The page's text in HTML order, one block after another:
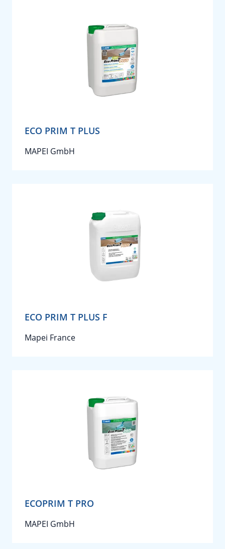
ECO PRIM T PLUS
MAPEI GmbH
ECO PRIM T PLUS F
Mapei France
ECOPRIM T PRO
MAPEI GmbH